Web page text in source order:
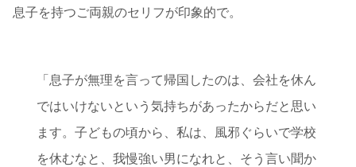
息子を持つご両親のセリフが印象的で。
「息子が無理を言って帰国したのは、会社を休ん
ではいけないという気持ちがあったからだと思い
ます。子どもの頃から、私は、風邪ぐらいで学校
を休むなと、我慢強い男になれと、そう言い聞か